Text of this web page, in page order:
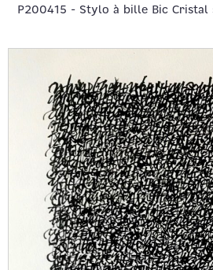
P200415 - Stylo à bille Bic